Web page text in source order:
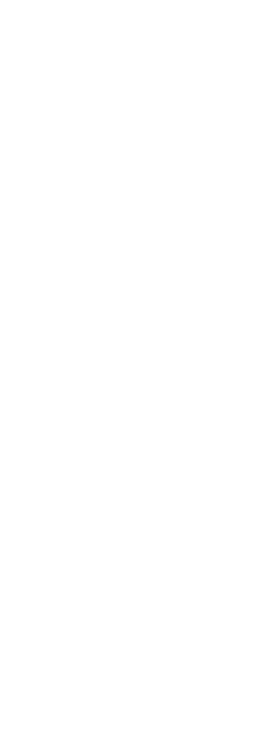
sur
1, prenez China Rubra 5